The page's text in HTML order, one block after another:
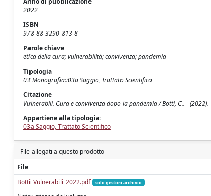
2022
ISBN
978-88-3290-813-8
Parole chiave
etica della cura; vulnerabilità; convivenza; pandemia
Tipologia
03 Monografia::03a Saggio, Trattato Scientifico
Citazione
Vulnerabili. Cura e convivenza dopo la pandemia / Botti, C.. - (2022).
Appartiene alla tipologia:
03a Saggio, Trattato Scientifico
File allegati a questo prodotto
File
Botti_Vulnerabili_2022.pdf
solo gestori archivio